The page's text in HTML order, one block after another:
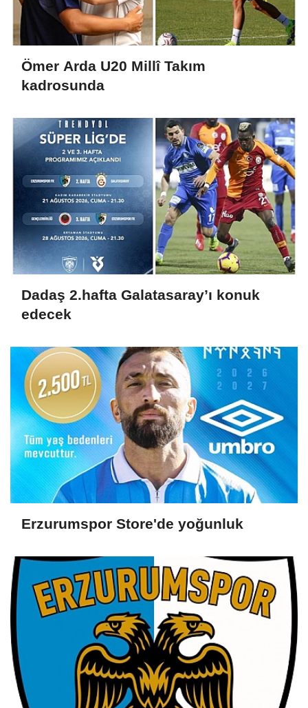
Ömer Arda U20 Millî Takım
kadrosunda
Dadaş 2.hafta Galatasaray’ı konuk
edecek
Erzurumspor Store'de yoğunluk